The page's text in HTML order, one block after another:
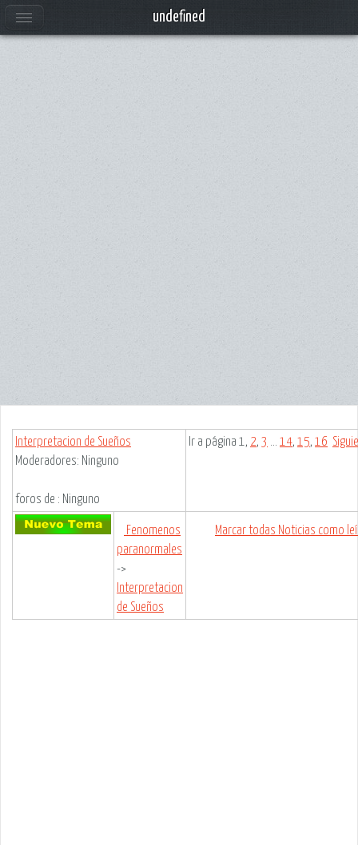
Interpretacion de Sueños
Moderadores: Ninguno
foros de : Ninguno
Ir a página 1 , 2, 3 14, 15, 16
Fenomenos
paranormales
->
Interpretacion
de Sueños
Marcar todas Noticias como
undefined